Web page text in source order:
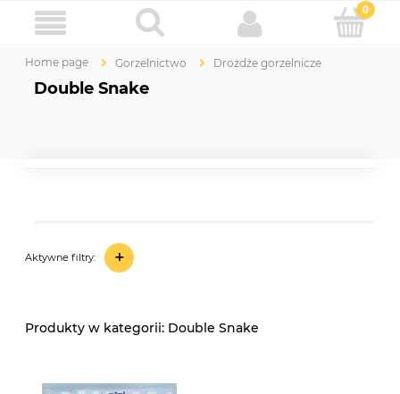
Home page Gorzelnictwo Drożdże gorzelnicze
Double Snake
Aktywne filtry: +
Double Snake